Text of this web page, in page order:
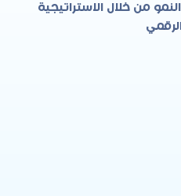
من خلال الاستراتيجية